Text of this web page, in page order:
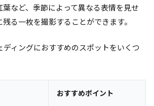
葉など、季節によって異なる表情を見せ
る一枚を撮影することができます。
ディングにおすすめのスポットをいくつ
おすすめポイント